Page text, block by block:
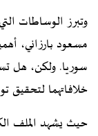
وتبرز الوساطات
مسعود بارزاني،
سوريا. ولكن، هل
خلافاتهما لتحقيق
حيث يشهد الملف